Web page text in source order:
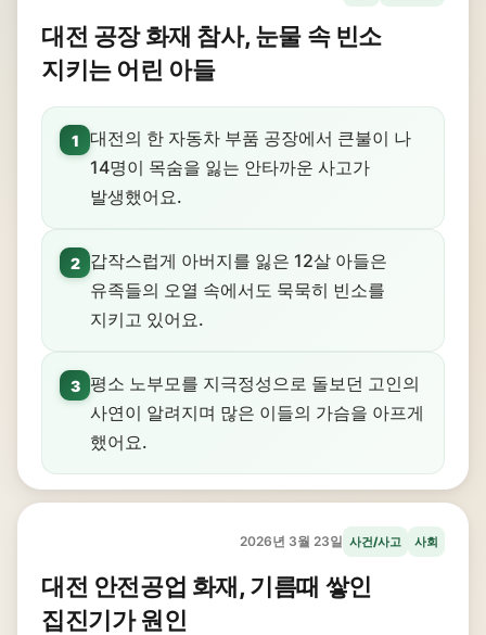
대전 공장 화재 참사, 눈물 속 빈소
지키는 어린 아들
1
대전의 한 자동차 부품 공장에서 큰불이 나
14명이 목숨을 잃는 안타까운 사고가
발생했어요.
2
갑작스럽게 아버지를 잃은 12살 아들은
유족들의 오열 속에서도 묵묵히 빈소를
지키고 있어요.
3 평소 노부모를 지극정성으로 돌보던 고인의
사연이 알려지며 많은 이들의 가슴을 아프게
했어요.
2026년 3월 23일 사건/사고 사회
대전 안전공업 화재, 기름때 쌓인
집진기가 원인